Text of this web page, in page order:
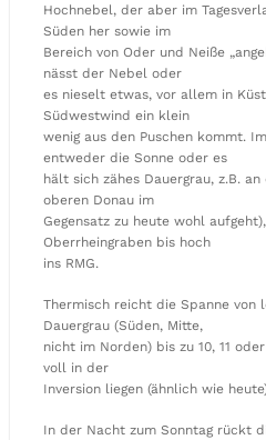
Hochnebel, der aber im
Süden her sowie im
Bereich von Oder und Neiße
nässt der Nebel oder
es nieselt etwas, vor allem in
Südwestwind ein klein
wenig aus den Puschen kommt.
entweder die Sonne oder es
hält sich zähes Dauergrau, z.B.
oberen Donau im
Gegensatz zu heute wohl
Oberrheingraben bis hoch
ins RMG.
Thermisch reicht die Spanne von
Dauergrau (Süden, Mitte,
nicht im Norden) bis zu 10, 11
voll in der
Inversion liegen (ähnlich wie
In der Nacht zum Sonntag rückt